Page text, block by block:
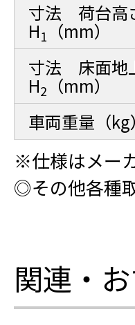
寸法 荷台高
H1 （mm）
寸法 床面地
H2 （mm）
車両重量（kg）
※仕様はメー
◎その他各種
関連・